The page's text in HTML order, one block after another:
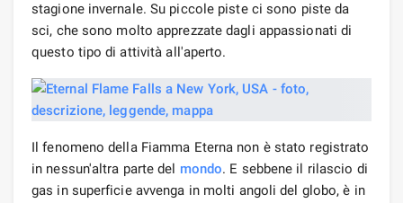
stagione invernale. Su piccole piste ci sono piste da
sci, che sono molto apprezzate dagli appassionati di
questo tipo di attività all'aperto.
Il fenomeno della Fiamma Eterna non è stato registrato
in nessun'altra parte del mondo. E sebbene il rilascio di
gas in superficie avvenga in molti angoli del globo, è in